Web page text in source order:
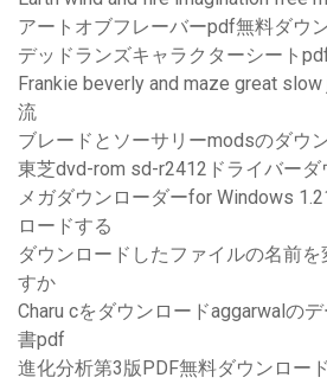
アートオブフレーバーpdf無料ダウ
デッドランズキャラクターシート
Frankie beverly and maze great
流
ブレードとソーサリーmodsのダウ
東芝dvd-rom sd-r2412ドライバーダ
メガダウンローダーfor Windows
ロードする
ダウンロードしたファイルの名前
すか
Charu cをダウンロードaggarwalの
書pdf
進化分析第3版PDF無料ダウンロード